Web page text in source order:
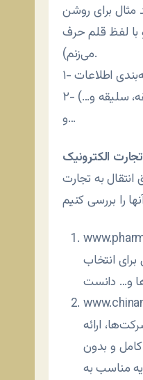
مثال برای روشن
با لفظ قلم حرف
می‌زنم).
اطلاعات
سلیقه و…)
و…
الکترونیک
به تجارت
انتخاب
ارائه
کامل و بدون
مناسب به